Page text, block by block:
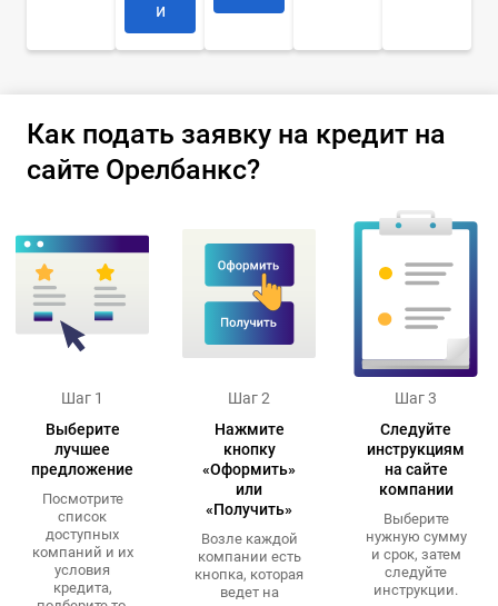
и
Как подать заявку на кредит на
сайте Орелбанкс?
Шаг 1
Выберите
лучшее
предложение
Посмотрите
список
доступных
компаний и их
условия
кредита,
Шаг 2
Нажмите
кнопку
«Оформить»
или
«Получить»
Возле каждой
компании есть
кнопка, которая
ведет на
Шаг 3
Следуйте
инструкциям
на сайте
компании
Выберите
нужную сумму
и срок, затем
следуйте
инструкции.